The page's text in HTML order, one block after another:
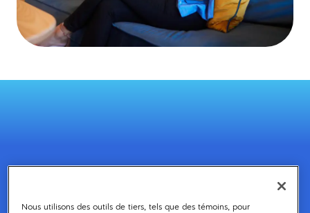
Nous utilisons des outils de tiers, tels que des témoins, pour